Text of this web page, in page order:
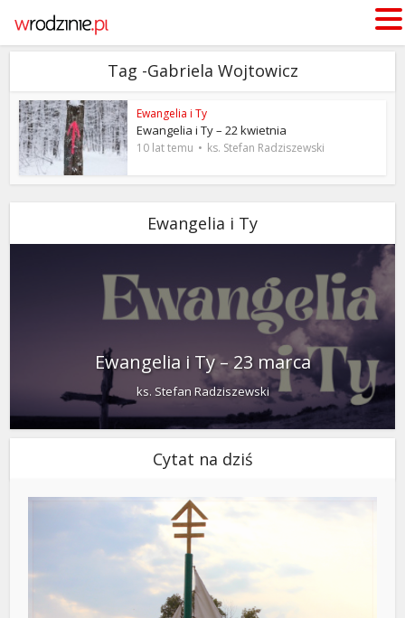
Tag -Gabriela Wojtowicz
Ewangelia i Ty
Ewangelia i Ty – 22 kwietnia
10 lat temu ks. Stefan Radziszewski
Ewangelia i Ty
Ewangelia i Ty – 23 marca
ks. Stefan Radziszewski
Cytat na dziś